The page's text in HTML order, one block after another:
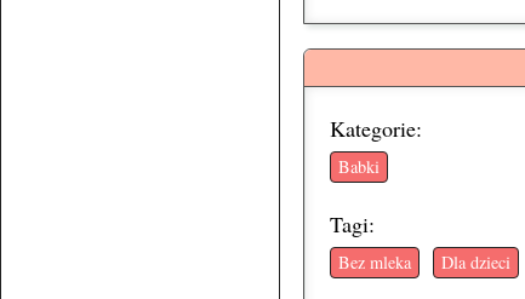
Kategorie:
Babki
Tagi:
Bez mleka Dla dzieci